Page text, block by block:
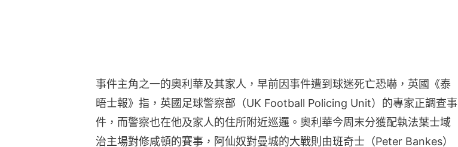
事件主角之一的奧利華及其家人，早前因事件遭到球迷死亡恐嚇，英國《泰
晤士報》指，英國足球警察部（UK Football Policing Unit）的專家正調查事
件，而警察也在他及家人的住所附近巡邏。奧利華今周末分獲配執法葉士域
治主場對修咸頓的賽事，阿仙奴對曼城的大戰則由班奇士（Peter Bankes）